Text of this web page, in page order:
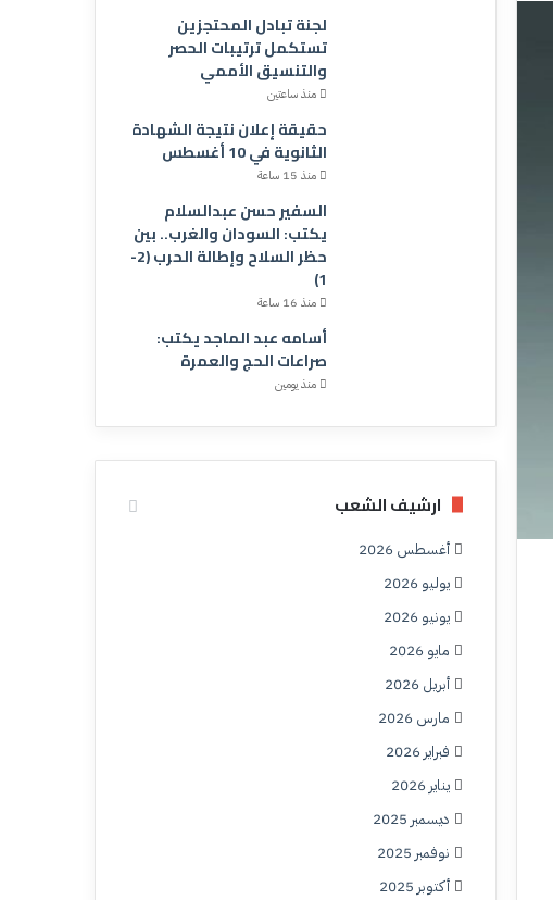
لجنة تبادل المحتجزين
تستكمل ترتيبات الحصر
والتنسيق الأممي
منذ ساعتين
حقيقة إعلان نتيجة الشهادة
الثانوية في 10 أغسطس
منذ 15 ساعة
السفير حسن عبدالسلام
يكتب: السودان والغرب.. بين
حظر السلاح وإطالة الحرب (2-
1)
منذ 16 ساعة
أسامه عبد الماجد يكتب:
صراعات الحج والعمرة
منذ يومين
ارشيف الشعب
أغسطس 2026
يوليو 2026
يونيو 2026
مايو 2026
أبريل 2026
مارس 2026
فبراير 2026
يناير 2026
ديسمبر 2025
نوفمبر 2025
أكتوبر 2025